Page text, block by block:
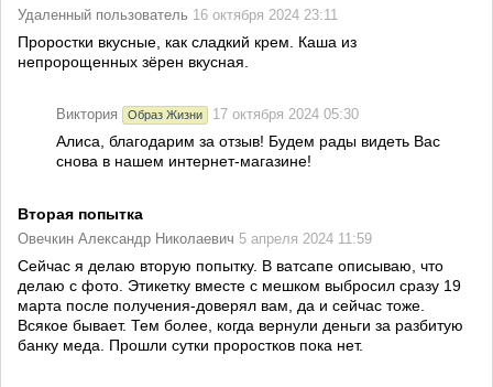
Удаленный пользователь 16 октября 2024 23:11
Проростки вкусные, как сладкий крем. Каша из
непророщенных зёрен вкусная.
Виктория Образ Жизни 17 октября 2024 05:30
Алиса, благодарим за отзыв! Будем рады видеть Вас
снова в нашем интернет-магазине!
Вторая попытка
Овечкин Александр Николаевич 5 апреля 2024 11:59
Сейчас я делаю вторую попытку. В ватсапе описываю, что
делаю с фото. Этикетку вместе с мешком выбросил сразу 19
марта после получения-доверял вам, да и сейчас тоже.
Всякое бывает. Тем более, когда вернули деньги за разбитую
банку меда. Прошли сутки проростков пока нет.